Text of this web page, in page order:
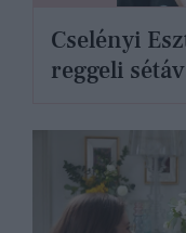
Cselényi
reggeli